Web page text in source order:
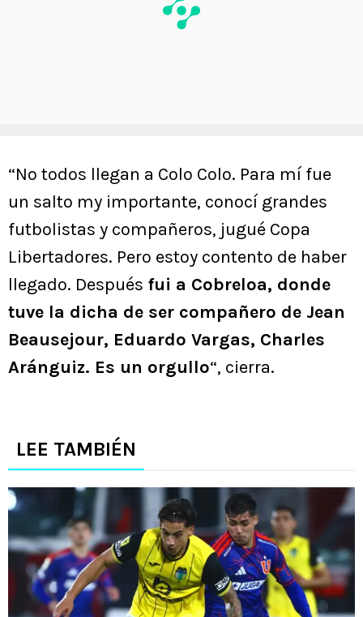
“No todos llegan a Colo Colo. Para mí fue
un salto my importante, conocí grandes
futbolistas y compañeros, jugué Copa
Libertadores. Pero estoy contento de haber
llegado. Después fui a Cobreloa, donde
tuve la dicha de ser compañero de Jean
Beausejour, Eduardo Vargas, Charles
Aránguiz. Es un orgullo“, cierra.
LEE TAMBIÉN